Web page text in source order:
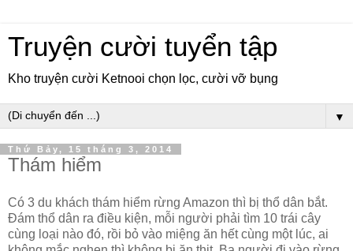
Truyện cười tuyển tập
Kho truyện cười Ketnooi chọn lọc, cười vỡ bụng
▼
Thứ Bảy, 15 tháng 3, 2014
Thám hiểm
Có 3 du khách thám hiểm rừng Amazon thì bị thổ dân bắt.
Đám thổ dân ra điều kiện, mỗi người phải tìm 10 trái cây
cùng loại nào đó, rồi bỏ vào miệng ăn hết cùng một lúc, ai